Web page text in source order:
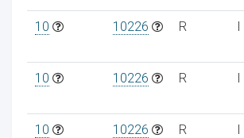
10 10226 R I
10 10226 R I
10 10226 R I